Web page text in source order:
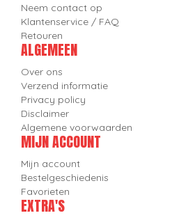
Neem contact op
Klantenservice / FAQ
Retouren
ALGEMEEN
Over ons
Verzend informatie
Privacy policy
Disclaimer
Algemene voorwaarden
MIJN ACCOUNT
Mijn account
Bestelgeschiedenis
Favorieten
EXTRA'S